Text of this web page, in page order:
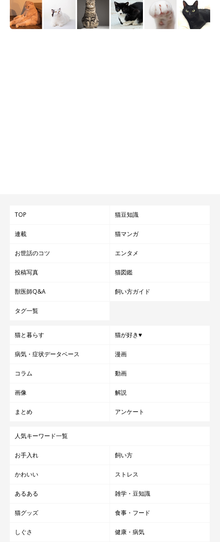
TOP 猫豆知識
連載 猫マンガ
お世話のコツ エンタメ
投稿写真 猫図鑑
獣医師Q&A 飼い方ガイド
タグ一覧
猫と暮らす 猫が好き♥
病気・症状データベース 漫画
コラム 動画
画像 解説
まとめ アンケート
人気キーワード一覧
お手入れ 飼い方
かわいい ストレス
あるある 雑学・豆知識
猫グッズ 食事・フード
しぐさ 健康・病気